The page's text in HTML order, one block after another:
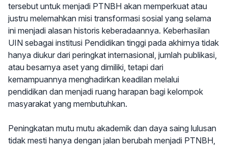
tersebut untuk menjadi PTNBH akan memperkuat atau
justru melemahkan misi transformasi sosial yang selama
ini menjadi alasan historis keberadaannya. Keberhasilan
UIN sebagai institusi Pendidikan tinggi pada akhirnya tidak
hanya diukur dari peringkat internasional, jumlah publikasi,
atau besarnya aset yang dimiliki, tetapi dari
kemampuannya menghadirkan keadilan melalui
pendidikan dan menjadi ruang harapan bagi kelompok
masyarakat yang membutuhkan.
Peningkatan mutu mutu akademik dan daya saing lulusan
tidak mesti hanya dengan jalan berubah menjadi PTNBH,